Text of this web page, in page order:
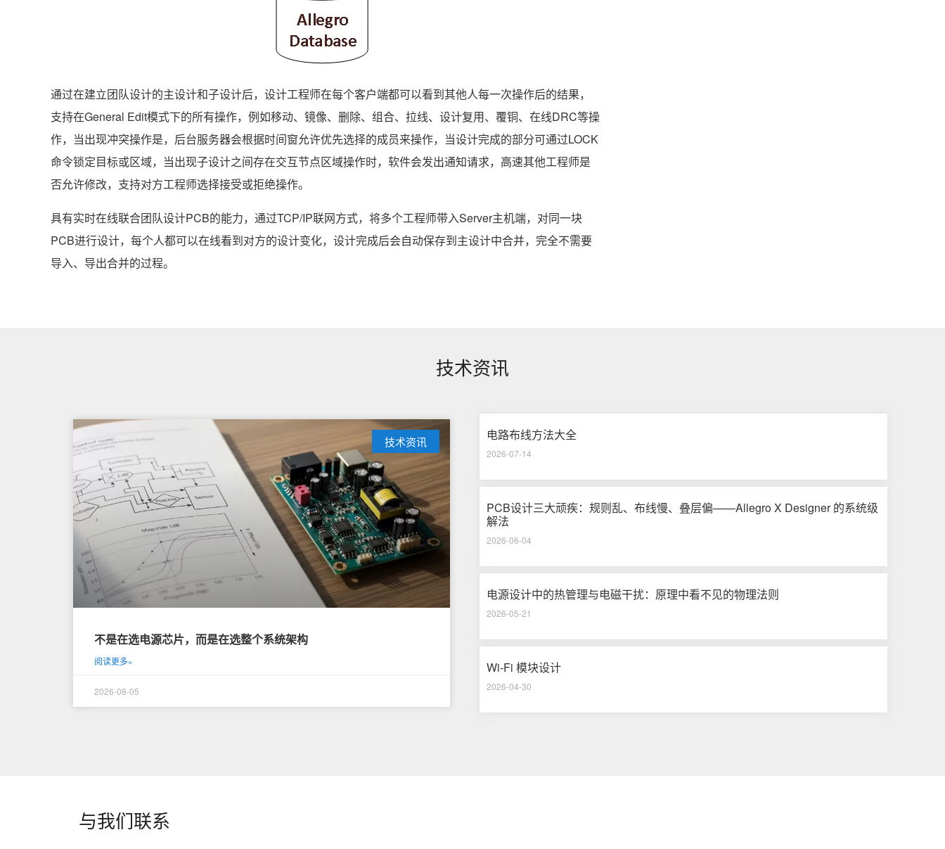
通过在建立团队设计的主设计和子设计后，设计工程师在每个客户端都可以看到其他人每一次操作后的结果，
支持在General Edit模式下的所有操作，例如移动、镜像、删除、组合、拉线、设计复用、覆铜、在线DRC等操
作，当出现冲突操作是，后台服务器会根据时间窗允许优先选择的成员来操作，当设计完成的部分可通过LOCK
命令锁定目标或区域，当出现子设计之间存在交互节点区域操作时，软件会发出通知请求，高速其他工程师是
否允许修改，支持对方工程师选择接受或拒绝操作。
具有实时在线联合团队设计PCB的能力，通过TCP/IP联网方式，将多个工程师带入Server主机端，对同一块
PCB进行设计，每个人都可以在线看到对方的设计变化，设计完成后会自动保存到主设计中合并，完全不需要
导入、导出合并的过程。
技术资讯
技术资讯
不是在选电源芯片，而是在选整个系统架构
阅读更多»
2026-08-05
电路布线方法大全
2026-07-14
PCB设计三大顽疾：规则乱、布线慢、叠层偏——Allegro X Designer 的系统级
解法
2026-06-04
电源设计中的热管理与电磁干扰：原理中看不见的物理法则
2026-05-21
Wi-Fi 模块设计
2026-04-30
与我们联系